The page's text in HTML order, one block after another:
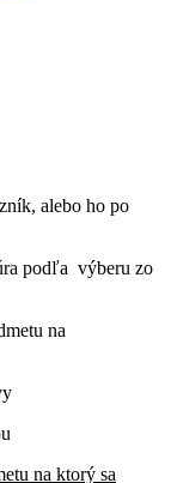
alebo ho po
podľa výberu zo
na
na ktorý sa